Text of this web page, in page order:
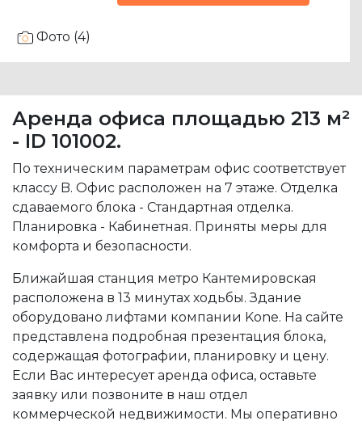
Фото (4)
Аренда офиса площадью 213 м²
- ID 101002.
По техническим параметрам офис соответствует
классу B. Офис расположен на 7 этаже. Отделка
сдаваемого блока - Стандартная отделка.
Планировка - Кабинетная. Приняты меры для
комфорта и безопасности.
Ближайшая станция метро Кантемировская
расположена в 13 минутах ходьбы. Здание
оборудовано лифтами компании Kone. На сайте
представлена подробная презентация блока,
содержащая фотографии, планировку и цену.
Если Вас интересует аренда офиса, оставьте
заявку или позвоните в наш отдел
коммерческой недвижимости. Мы оперативно